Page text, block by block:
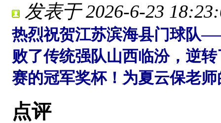
发表于 2026-6-23
热烈祝贺江苏滨海县门球队
败了传统强队山西临汾，逆
赛的冠军奖杯！为夏云保老
点评